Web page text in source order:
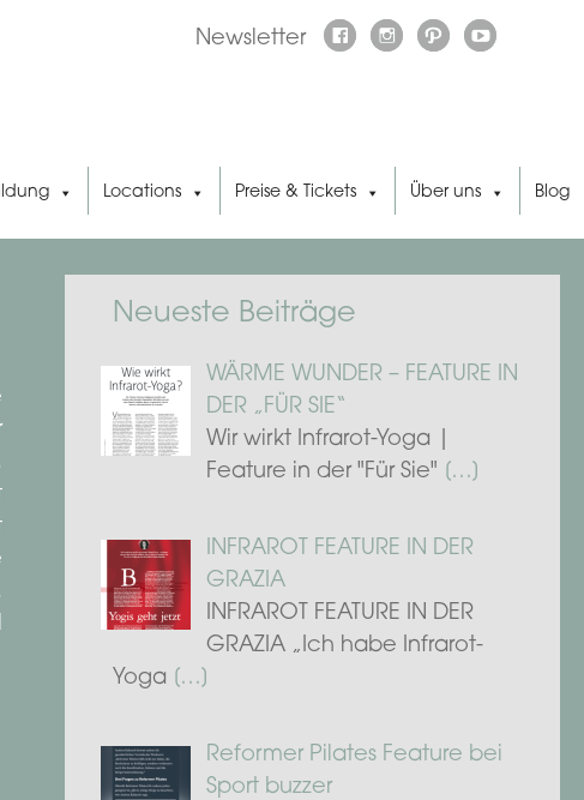
Newsletter
Locations Preise & Tickets Über uns Blog
Neueste Beiträge
WÄRME WUNDER – FEATURE IN
DER „FÜR SIE“
Wir wirkt Infrarot-Yoga |
Feature in der "Für Sie" […]
INFRAROT FEATURE IN DER
GRAZIA
INFRAROT FEATURE IN DER
GRAZIA „Ich habe Infrarot-
Yoga […]
Reformer Pilates Feature bei
Sport buzzer